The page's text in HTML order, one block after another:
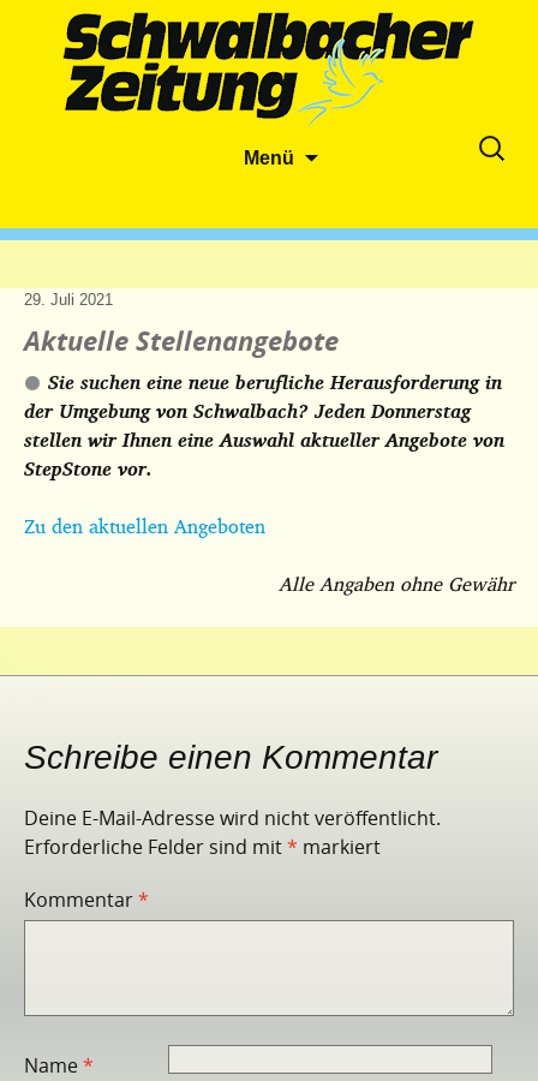
Menü
Suche
29. Juli 2021
Aktuelle Stellenangebote
Sie suchen eine neue berufliche Herausforderung in
der Umgebung von Schwalbach? Jeden Donnerstag
stellen wir Ihnen eine Auswahl aktueller Angebotevon
StepStone vor.
Zu den aktuellen Angeboten
Alle Angaben ohne Gewähr
Schreibe einen Kommentar
Deine E-Mail-Adresse wird nicht veröffentlicht.
Erforderliche Felder sind mit* markiert
Kommentar*
Name*